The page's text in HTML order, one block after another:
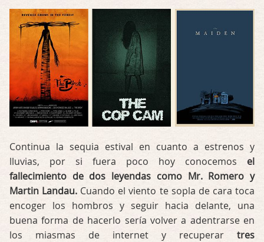
Continua la sequia estival en cuanto a estrenos y
lluvias, por si fuera poco hoy conocemos el
fallecimiento de dos leyendas como Mr. Romero y
Martin Landau. Cuando el viento te sopla de cara toca
encoger los hombros y seguir hacia delante, una
buena forma de hacerlo sería volver a adentrarse en
los miasmas de internet y recuperar tres